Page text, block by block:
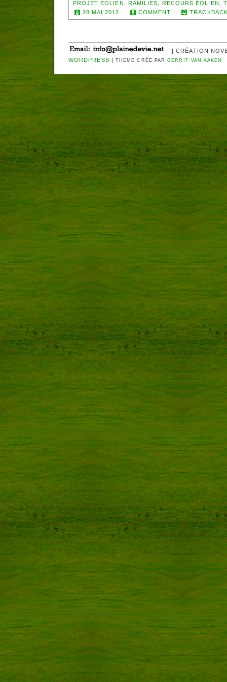
PROJET ÉOLIEN
RAMILIES RECOURS ÉOLIEN
28 MAI 2012
COMMENT
| CRÉATION
WORDPRESS
THEME CRÉÉ PARGERRIT VAN AAKEN